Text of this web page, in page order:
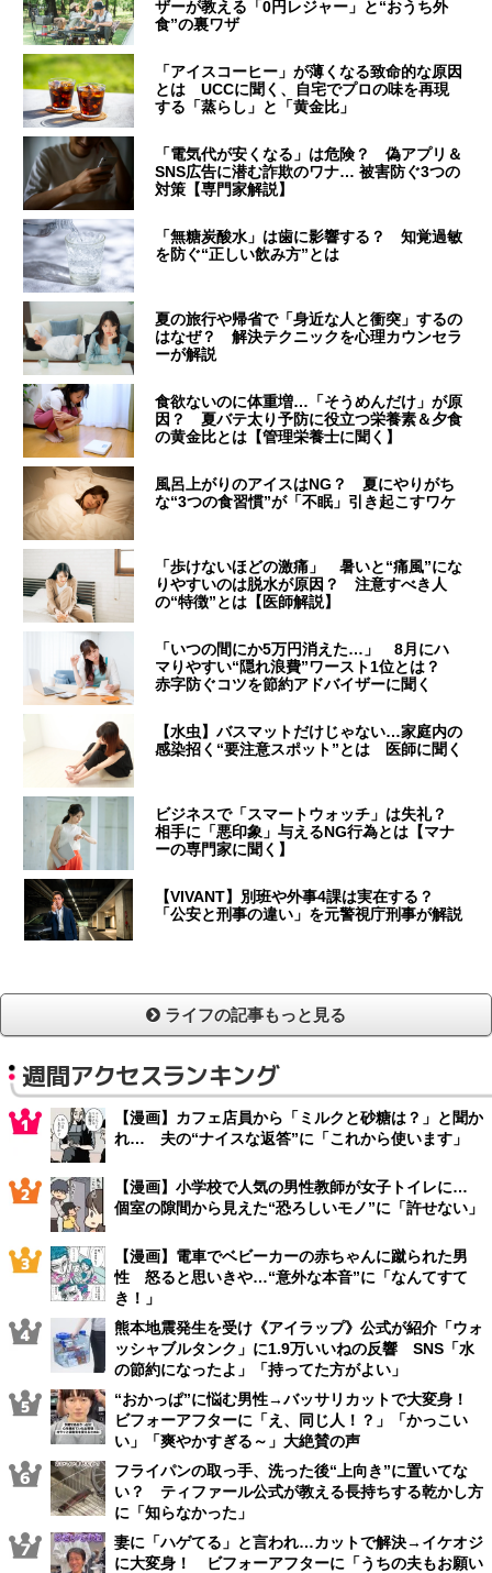
ザーが教える「0円レジャー」と“おうち外
食”の裏ワザ
「アイスコーヒー」が薄くなる致命的な原因
とは UCCに聞く、自宅でプロの味を再現
する「蒸らし」と「黄金比」
「電気代が安くなる」は危険？ 偽アプリ＆
SNS広告に潜む詐欺のワナ… 被害防ぐ3つの
対策【専門家解説】
「無糖炭酸水」は歯に影響する？ 知覚過敏
を防ぐ“正しい飲み方”とは
夏の旅行や帰省で「身近な人と衝突」するの
はなぜ？ 解決テクニックを心理カウンセラ
ーが解説
食欲ないのに体重増…「そうめんだけ」が原
因？ 夏バテ太り予防に役立つ栄養素＆夕食
の黄金比とは【管理栄養士に聞く】
風呂上がりのアイスはNG？ 夏にやりがち
な“3つの食習慣”が「不眠」引き起こすワケ
「歩けないほどの激痛」 暑いと“痛風”にな
りやすいのは脱水が原因？ 注意すべき人
の“特徴”とは【医師解説】
「いつの間にか5万円消えた…」 8月にハ
マりやすい“隠れ浪費”ワースト1位とは？
赤字防ぐコツを節約アドバイザーに聞く
【水虫】バスマットだけじゃない…家庭内の
感染招く“要注意スポット”とは 医師に聞く
ビジネスで「スマートウォッチ」は失礼？
相手に「悪印象」与えるNG行為とは【マナ
ーの専門家に聞く】
【VIVANT】別班や外事4課は実在する？
「公安と刑事の違い」を元警視庁刑事が解説
ライフの記事もっと見る
週間アクセスランキング
【漫画】カフェ店員から「ミルクと砂糖は？」と聞か
れ… 夫の“ナイスな返答”に「これから使います」
【漫画】小学校で人気の男性教師が女子トイレに…
個室の隙間から見えた“恐ろしいモノ”に「許せない」
【漫画】電車でベビーカーの赤ちゃんに蹴られた男
性 怒ると思いきや…“意外な本音”に「なんてすて
き！」
熊本地震発生を受け《アイラップ》公式が紹介「ウォ
ッシャブルタンク」に1.9万いいねの反響 SNS「水
の節約になったよ」「持ってた方がよい」
“おかっぱ”に悩む男性→バッサリカットで大変身！
ビフォーアフターに「え、同じ人！？」「かっこい
い」「爽やかすぎる～」大絶賛の声
フライパンの取っ手、洗った後“上向き”に置いてな
い？ ティファール公式が教える長持ちする乾かし方
に「知らなかった」
妻に「ハゲてる」と言われ…カットで解決→イケオジ
に大変身！ ビフォーアフターに「うちの夫もお願い